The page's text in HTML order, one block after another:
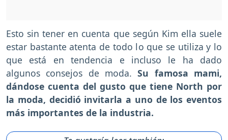
Esto sin tener en cuenta que según Kim ella suele
estar bastante atenta de todo lo que se utiliza y lo
que está en tendencia e incluso le ha dado
algunos consejos de moda. Su famosa mami,
dándose cuenta del gusto que tiene North por
la moda, decidió invitarla a uno de los eventos
más importantes de la industria.